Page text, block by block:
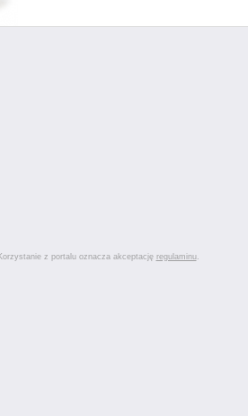
z portalu oznacza akceptację regulaminu.